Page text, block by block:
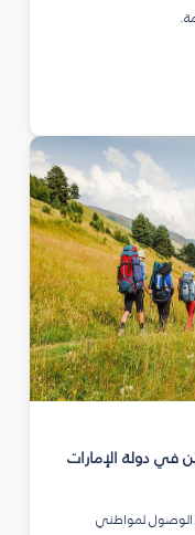
في دولة الإمارات
الوصول لمواطني